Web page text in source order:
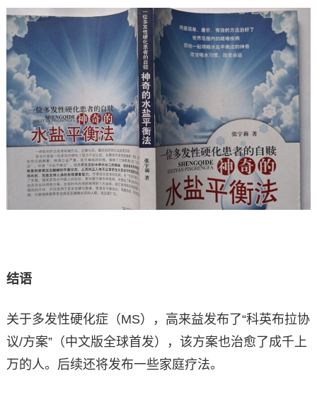
结语
关于多发性硬化症（MS），高来益发布了“科英布拉协
议/方案”（中文版全球首发），该方案也治愈了成千上
万的人。后续还将发布一些家庭疗法。